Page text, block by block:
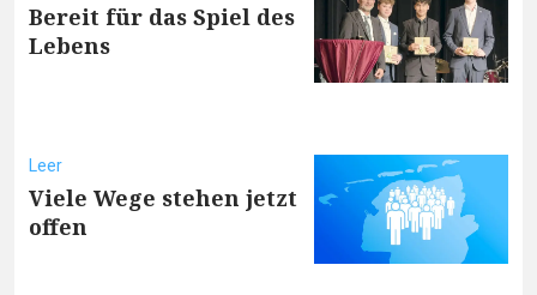
Bereit für das Spiel des
Lebens
Leer
Viele Wege stehen jetzt
offen